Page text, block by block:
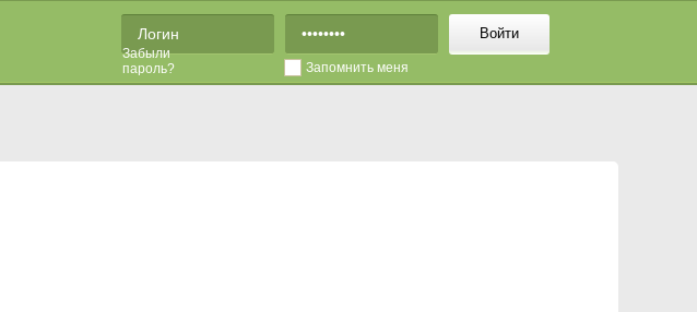
Войти
Забыли
пароль?
Запомнить меня